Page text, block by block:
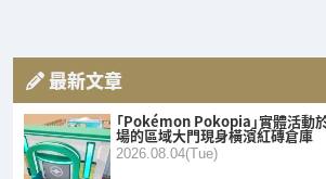
最新文章
「Pokémon Pokopia」實體活動
場的區域大門現身橫濱紅磚倉庫
2026.08.04(Tue)